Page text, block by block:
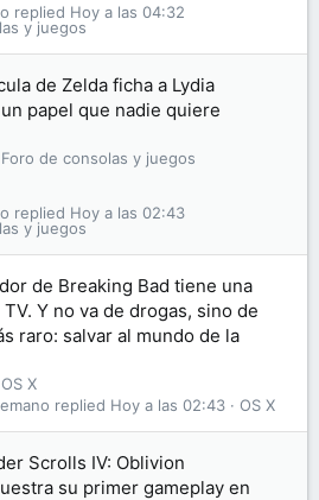
y juegos
Hoy a las 04:32
de Zelda ficha a Lydia
papel que nadie quiere
Foro de consolas y juegos
y juegos
Hoy a las 02:43
de Breaking Bad tiene una
Y no va de drogas, sino de
raro: salvar al mundo de la
OS X
OS X
Hoy a las 02:43
Scrolls IV: Oblivion
su primer gameplay en